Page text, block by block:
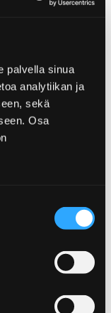
palvella sinua
analytiikan ja
sekä
Osa
Leirintä, där
har
och att
på
finns det